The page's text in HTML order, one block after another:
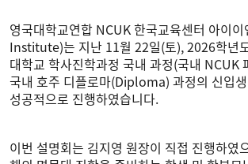
영국대학교연합 NCUK 한국교육센터 아이
Institute)는 지난 11월 22일(토), 2026학년
대학교 학사진학과정 국내 과정(국내 NCUK
국내 호주 디플로마(Diploma) 과정의 신입
성공적으로 진행하였습니다.
이번 설명회는 김지영 원장이 직접 진행하였